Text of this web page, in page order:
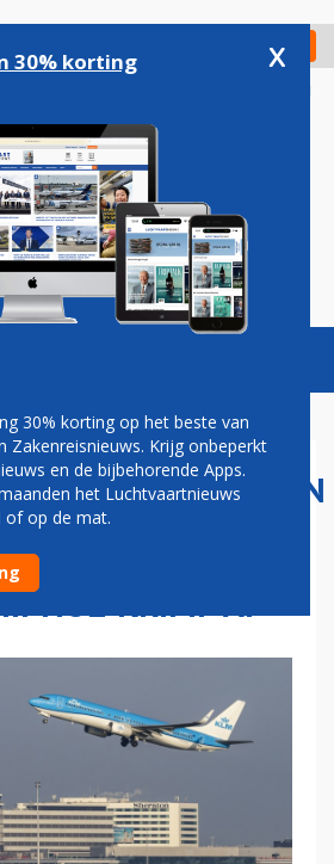
Check in
Podcasts Vacatures
KABINET:
KRIMP AF
30% korting x
30% korting op het beste van
Zakenreisnieuws. Krijg onbeperkt
en de bijbehorende Apps.
het Luchtvaartnieuws
of op de mat.